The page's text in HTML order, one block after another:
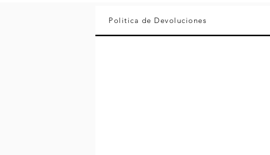
Politica de Devoluciones